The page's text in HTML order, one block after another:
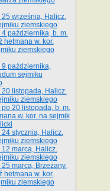
25 września, Halicz.
ziemskiego
4 października, b. m.
hetmana w. kor.
ziemskiego
9 października,
sejmiku
20 listopada, Halicz.
ziemskiego
po 20 listopada, b. m.
w. kor. na sejmik
24 stycznia, Halicz.
ziemskiego
12 marca, Halicz.
ziemskiego
marca, Brzeżany.
hetmana w. kor.
ziemskiego